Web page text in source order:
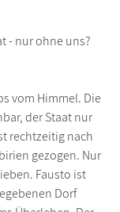
- nur ohne uns?
vom Himmel. Die
der Staat nur
rechtzeitig nach
gezogen. Nur
Fausto ist
Dorf